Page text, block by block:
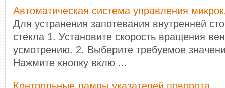
Автоматическая система управления
Для устранения запотевания внутренней
стекла 1. Установите скорость вращения
усмотрению. 2. Выберите требуемое
Нажмите кнопку вклю ...